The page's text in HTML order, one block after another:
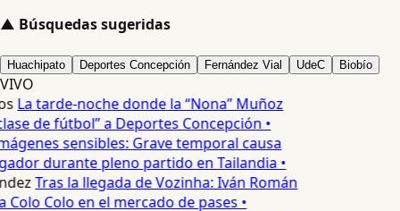
▲ Búsquedas sugeridas
Huachipato Deportes Concepción Fernández Vial UdeC Biobío
VIVO
La tarde-noche donde la “Nona” Muñoz
de fútbol” a Deportes Concepción •
sensibles: Grave temporal causa
durante pleno partido en Tailandia •
Tras la llegada de Vozinha: Iván Román
Colo en el mercado de pases •